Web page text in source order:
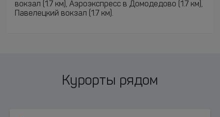
вокзал (1.7 км), Аэроэкспресс в Домодедово (1.7 км),
Павелецкий вокзал (1.7 км).
Курорты рядом